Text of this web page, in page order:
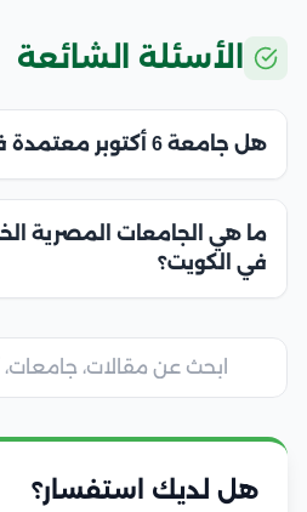
الأسئلة الشائعة
هل جامعة 6 أكتوبر معتمدة في الكويت؟
ما هي الجامعات المصرية
في الكويت؟
هل لديك استفسار؟